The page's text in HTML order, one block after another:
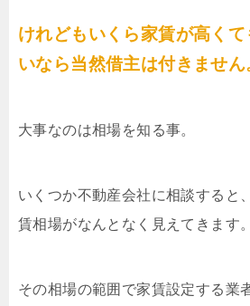
けれどもいくら家賃が高く
いなら当然借主は付きません
大事なのは相場を知る事。
いくつか不動産会社に相談すると
賃相場がなんとなく見えてきます。
その相場の範囲で家賃設定する業